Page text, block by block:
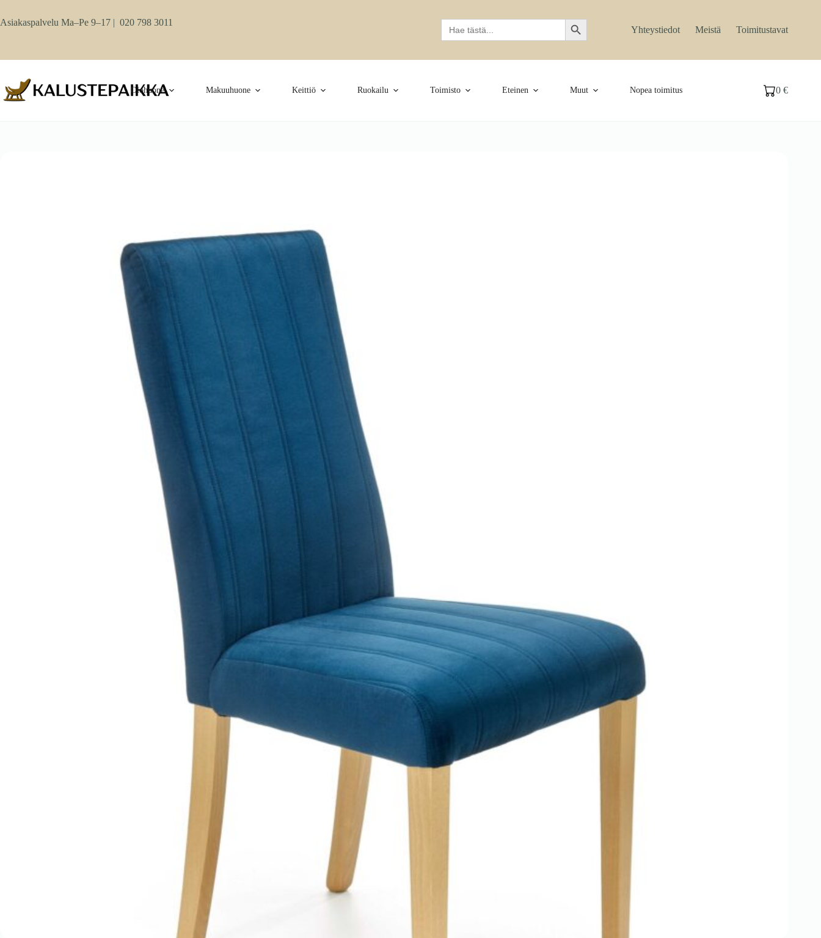
content
Asiakaspalvelu Ma–Pe 9–17 | 020 798 3011
Search
for:
Search Button Yhteystiedot Meistä Toimitustavat
Olohuone Makuuhuone Keittiö Ruokailu Toimisto Eteinen Muut Nopea toimitus Ostoskori
0€